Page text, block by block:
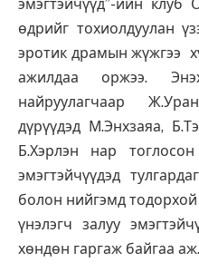
эмэгтэйчүүд”-ийн
өдрийг тохиолдуулан
эротик драмын жүжгээ
ажилдаа оржээ.
найруулагчаар
дүрүүдэд М.Энхзаяа,
Б.Хэрлэн нар
эмэгтэйчүүдэд
болон нийгэмд тодорхой
үнэлэгч залуу
хөндөн гаргаж байгаа аж.